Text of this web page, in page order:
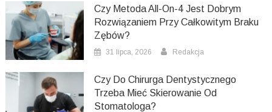
Czy Metoda All-On-4 Jest Dobrym
Rozwiązaniem Przy Całkowitym Braku
Zębów?
31 lipca, 2026 Redakcja
Czy Do Chirurga Dentystycznego
Trzeba Mieć Skierowanie Od
Stomatologa?